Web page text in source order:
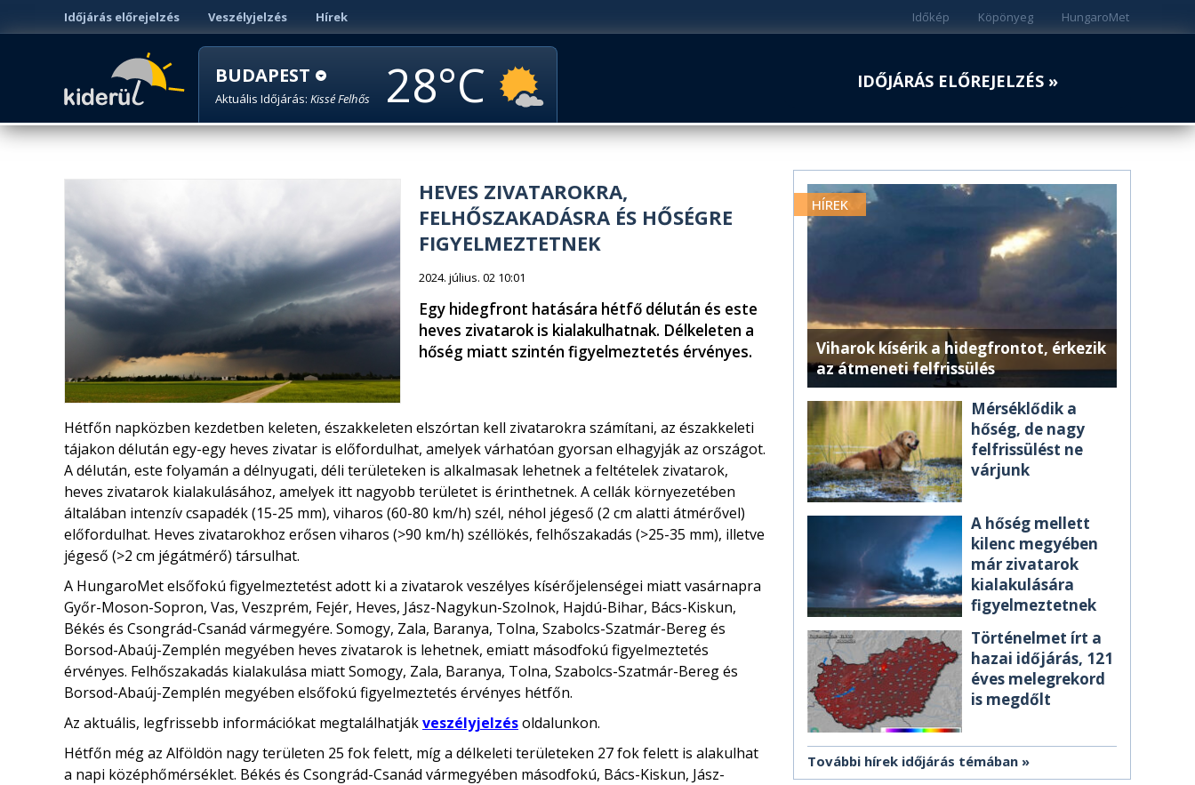
Időjárás előrejelzés Veszélyjelzés Hírek HungaroMet
Köpönyeg
Időkép
BUDAPEST
Aktuális Időjárás: Kissé Felhős 28 IDŐJÁRÁS ELŐREJELZÉS »
HEVES ZIVATAROKRA,
FELHŐSZAKADÁSRA ÉS HŐSÉGRE
FIGYELMEZTETNEK
2024. július. 02 10:01
Egy hidegfront hatására hétfő délután és este
heves zivatarok is kialakulhatnak. Délkeleten a
hőség miatt szintén figyelmeztetés érvényes.
Hétfőn napközben kezdetben keleten, északkeleten elszórtan kell zivatarokra számítani, az északkeleti
tájakon délután egy-egy heves zivatar is előfordulhat, amelyek várhatóan gyorsan elhagyják az országot.
A délután, este folyamán a délnyugati, déli területeken is alkalmasak lehetnek a feltételek zivatarok,
heves zivatarok kialakulásához, amelyek itt nagyobb területet is érinthetnek. A cellák környezetében
általában intenzív csapadék (15-25 mm), viharos (60-80 km/h) szél, néhol jégeső (2 cm alatti átmérővel)
előfordulhat. Heves zivatarokhoz erősen viharos (>90 km/h) széllökés, felhőszakadás (>25-35 mm), illetve
jégeső (>2 cm jégátmérő) társulhat.
A HungaroMet elsőfokú figyelmeztetést adott ki a zivatarok veszélyes kísérőjelenségei miatt vasárnapra
Győr-Moson-Sopron, Vas, Veszprém, Fejér, Heves, Jász-Nagykun-Szolnok, Hajdú-Bihar, Bács-Kiskun,
Békés és Csongrád-Csanád vármegyére. Somogy, Zala, Baranya, Tolna, Szabolcs-Szatmár-Bereg és
Borsod-Abaúj-Zemplén megyében heves zivatarok is lehetnek, emiatt másodfokú figyelmeztetés
érvényes. Felhőszakadás kialakulása miatt Somogy, Zala, Baranya, Tolna, Szabolcs-Szatmár-Bereg és
Borsod-Abaúj-Zemplén megyében elsőfokú figyelmeztetés érvényes hétfőn.
Az aktuális, legfrissebb információkat megtalálhatjákveszélyjelzésoldalunkon.
Hétfőn még az Alföldön nagy területen 25 fok felett, míg a délkeleti területeken 27 fok felett is alakulhat
a napi középhőmérséklet. Békés és Csongrád-Csanád vármegyében másodfokú, Bács-Kiskun, Jász-
HÍREK
Viharok kísérik a hidegfrontot, érkezik
az átmeneti felfrissülés
Mérséklődik a
hőség, de nagy
felfrissülést ne
várjunk
A hőség mellett
kilenc megyében
már zivatarok
kialakulására
figyelmeztetnek
Történelmet írt a
hazai időjárás, 121
éves melegrekord
is megdőlt
További hírek időjárás témában